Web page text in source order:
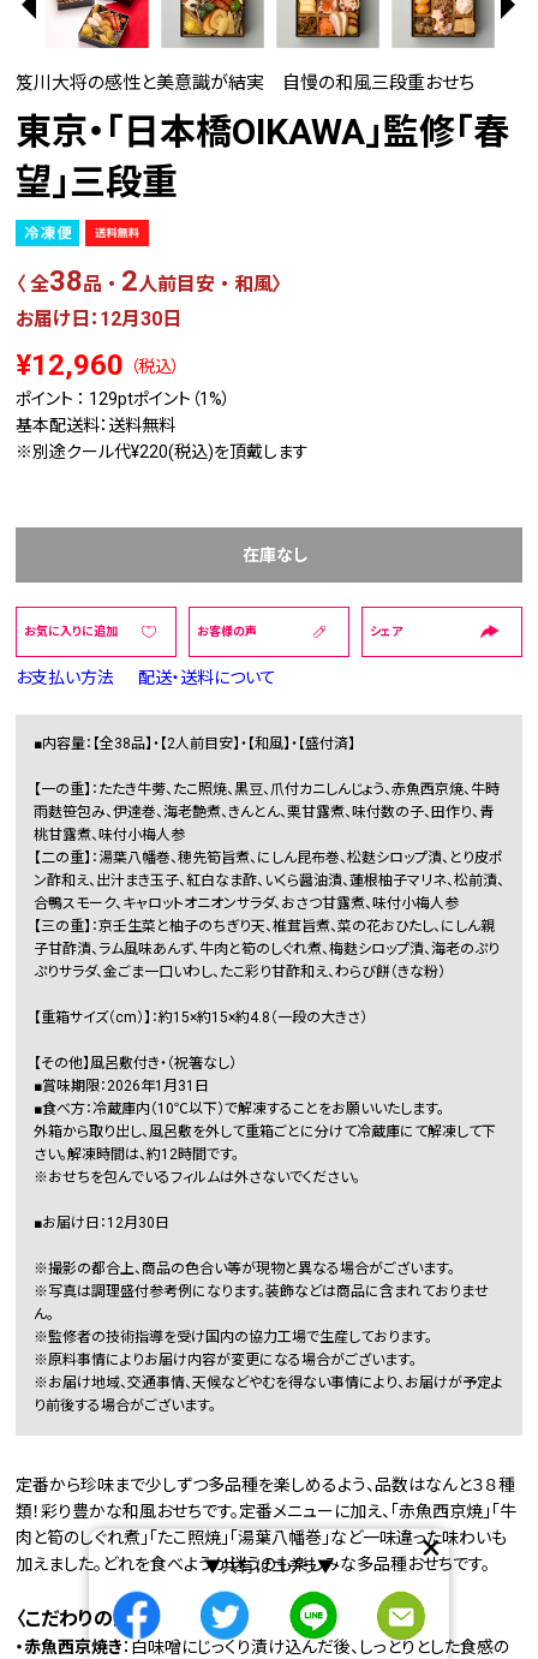
笈川大将の感性と美意識が結実 自慢の和風三段重おせち
東京・「日本橋OIKAWA」監修「春
望」三段重
〈 全38品 ・ 2人前目安 ・ 和風〉
お届け日：12月30日
¥12,960
（税込）
ポイント ： 129ptポイント（1%）
基本配送料：送料無料
※別途クール代¥220(税込)を頂戴します
在庫なし
お気に入りに追加 お客様の声 シェア
×
▼共有はコチラ▼
お支払い方法 配送・送料について
■内容量：【全38品】・【2人前目安】・【和風】・【盛付済】
【一の重】：たたき牛蒡、たこ照焼、黒豆、爪付カニしんじょう、赤魚西京焼、牛時
雨麩笹包み、伊達巻、海老艶煮、きんとん、栗甘露煮、味付数の子、田作り、青
桃甘露煮、味付小梅人参
【二の重】：湯葉八幡巻、穂先筍旨煮、にしん昆布巻、松麩シロップ漬、とり皮ポ
ン酢和え、出汁まき玉子、紅白なま酢、いくら醤油漬、蓮根柚子マリネ、松前漬、
合鴨スモーク、キャロットオニオンサラダ、おさつ甘露煮、味付小梅人参
【三の重】：京壬生菜と柚子のちぎり天、椎茸旨煮、菜の花おひたし、にしん親
子甘酢漬、ラム風味あんず、牛肉と筍のしぐれ煮、梅麩シロップ漬、海老のぷり
ぷりサラダ、金ごま一口いわし、たこ彩り甘酢和え、わらび餅（きな粉）
【重箱サイズ（cm）】：約15×約15×約4.8（一段の大きさ）
【その他】風呂敷付き・（祝箸なし）
■賞味期限：2026年1月31日
■食べ方：冷蔵庫内（10℃以下）で解凍することをお願いいたします。
外箱から取り出し、風呂敷を外して重箱ごとに分けて冷蔵庫にて解凍して下
さい。解凍時間は、約12時間です。
※おせちを包んでいるフィルムは外さないでください。
■お届け日：12月30日
※撮影の都合上、商品の色合い等が現物と異なる場合がございます。
※写真は調理盛付参考例になります。装飾などは商品に含まれておりませ
ん。
※監修者の技術指導を受け国内の協力工場で生産しております。
※原料事情によりお届け内容が変更になる場合がございます。
※お届け地域、交通事情、天候などやむを得ない事情により、お届けが予定よ
り前後する場合がございます。
定番から珍味まで少しずつ多品種を楽しめるよう、品数はなんと３８種
類！彩り豊かな和風おせちです。定番メニューに加え、「赤魚西京焼」「牛
肉と筍のしぐれ煮」「たこ照焼」「湯葉八幡巻」など一味違った味わいも
加えました。どれを食べようか迷うのも楽しみな多品種おせちです。
〈こだわりの逸品〉
・赤魚西京焼き：白味噌にじっくり漬け込んだ後、しっとりとした食感の